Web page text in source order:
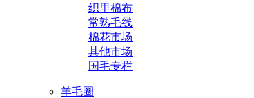
织里棉布
常熟毛线
棉花市场
其他市场
国毛专栏
羊毛圈